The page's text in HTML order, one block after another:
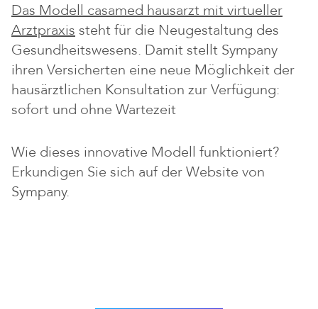
Das Modell casamed hausarzt mit virtueller
Arztpraxis steht für die Neugestaltung des
Gesundheitswesens. Damit stellt Sympany
ihren Versicherten eine neue Möglichkeit der
hausärztlichen Konsultation zur Verfügung:
sofort und ohne Wartezeit
Wie dieses innovative Modell funktioniert?
Erkundigen Sie sich auf der Website von
Sympany.